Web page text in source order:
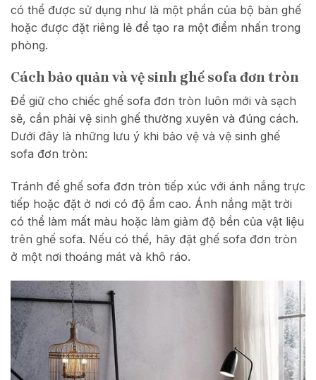
có thể được sử dụng như là một phần của bộ bàn ghế
hoặc được đặt riêng lẻ để tạo ra một điểm nhấn trong
phòng.
Cách bảo quản và vệ sinh ghế sofa đơn tròn
Để giữ cho chiếc ghế sofa đơn tròn luôn mới và sạch
sẽ, cần phải vệ sinh ghế thường xuyên và đúng cách.
Dưới đây là những lưu ý khi bảo vệ và vệ sinh ghế
sofa đơn tròn:
Tránh để ghế sofa đơn tròn tiếp xúc với ánh nắng trực
tiếp hoặc đặt ở nơi có độ ẩm cao. Ánh nắng mặt trời
có thể làm mất màu hoặc làm giảm độ bền của vật liệu
trên ghế sofa. Nếu có thể, hãy đặt ghế sofa đơn tròn
ở một nơi thoáng mát và khô ráo.